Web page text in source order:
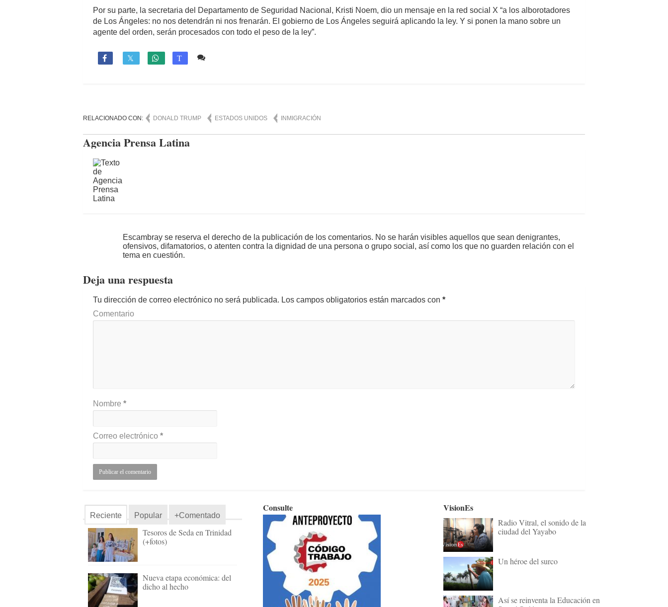
Por su parte, la secretaria del Departamento de Seguridad Nacional, Kristi Noem, dio un mensaje en la red social X “a los alborotadores
de Los Ángeles: no nos detendrán ni nos frenarán. El gobierno de Los Ángeles seguirá aplicando la ley. Y si ponen la mano sobre un
agente del orden, serán procesados con todo el peso de la ley”.
 T
RELACIONADO CON: DONALD TRUMP ESTADOS UNIDOS INMIGRACIÓN
Agencia Prensa Latina
Escambray se reserva el derecho de la publicación de los comentarios. No se harán visibles aquellos que sean denigrantes,
ofensivos, difamatorios, o atenten contra la dignidad de una persona o grupo social, así como los que no guarden relación con el
tema en cuestión.
Deja una respuesta
Tu dirección de correo electrónico no será publicada. Los campos obligatorios están marcados con *
Comentario
Nombre *
Correo electrónico *
Reciente Popular +Comentado
Tesoros de Seda en Trinidad
(+fotos)
Nueva etapa económica: del
dicho al hecho
Consulte VisionEs
Radio Vitral, el sonido de la
ciudad del Yayabo
Un héroe del surco
Así se reinventa la Educación en